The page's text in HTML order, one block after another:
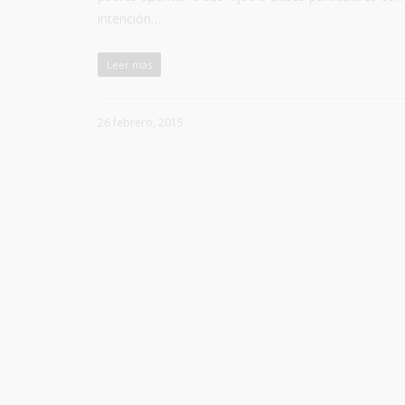
intención…
Leer más
26 febrero, 2015